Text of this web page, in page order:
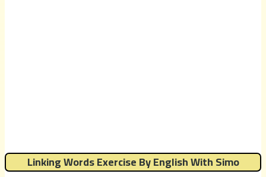
Linking Words Exercise By English With Simo